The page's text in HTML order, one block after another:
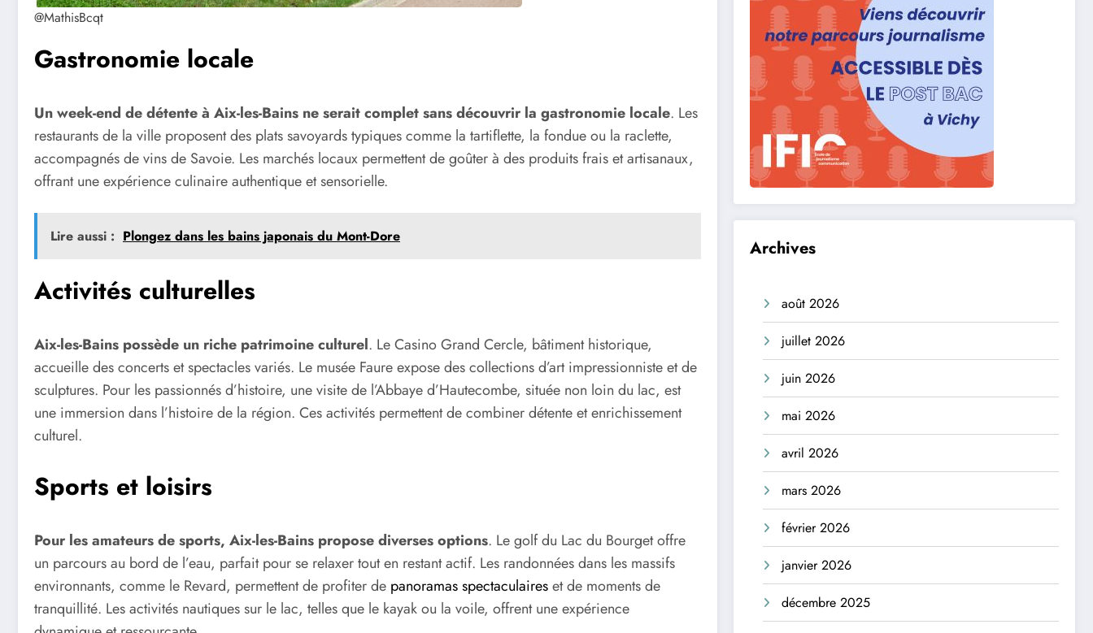
@MathisBcqt
Gastronomie locale
Un week-end de détente à Aix-les-Bains ne serait complet sans découvrir la gastronomie locale. Les
restaurants de la ville proposent des plats savoyards typiques comme la tartiflette, la fondue ou la raclette,
accompagnés de vins de Savoie. Les marchés locaux permettent de goûter à des produits frais et artisanaux,
offrant une expérience culinaire authentique et sensorielle.
Lire aussi : Plongez dans les bains japonais du Mont-Dore
Activités culturelles
Aix-les-Bains possède un riche patrimoine culturel. Le Casino Grand Cercle, bâtiment historique,
accueille des concerts et spectacles variés. Le musée Faure expose des collections d’art impressionniste et de
sculptures. Pour les passionnés d’histoire, une visite de l’Abbaye d’Hautecombe, située non loin du lac, est
une immersion dans l’histoire de la région. Ces activités permettent de combiner détente et enrichissement
culturel.
Sports et loisirs
Pour les amateurs de sports, Aix-les-Bains propose diverses options. Le golf du Lac du Bourget offre
un parcours au bord de l’eau, parfait pour se relaxer tout en restant actif. Les randonnées dans les massifs
environnants, comme le Revard, permettent de profiter de panoramas spectaculaireset de moments de
tranquillité. Les activités nautiques sur le lac, telles que le kayak ou la voile, offrent une expérience
Archives
août 2026
juillet 2026
juin 2026
mai 2026
avril 2026
mars 2026
février 2026
janvier 2026
décembre 2025